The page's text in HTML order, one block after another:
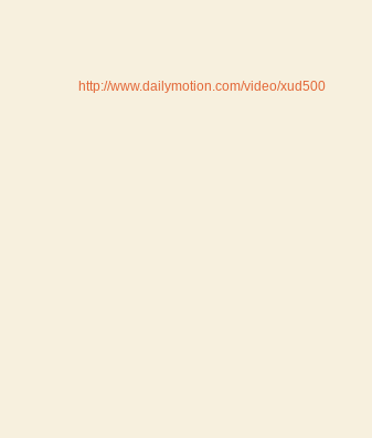
http://www.dailymotion.com/video/xud500